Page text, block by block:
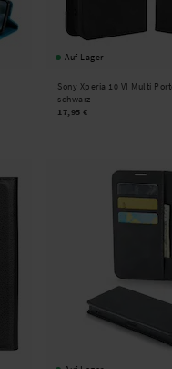
Auf Lager
Sony Xperia 10 VI Multi
schwarz
17,95 €